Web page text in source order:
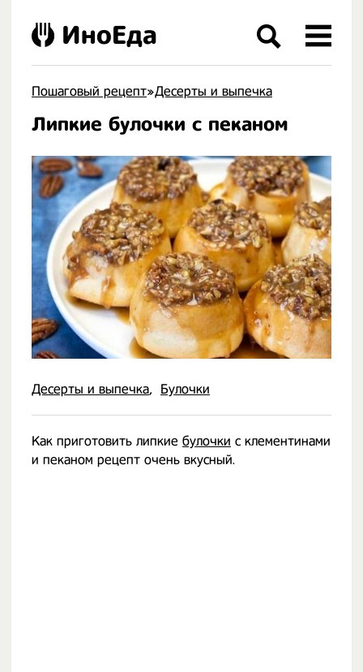
Пошаговый рецепт»Десерты и выпечка
Липкие булочки с пеканом
Десерты и выпечка Булочки
Как приготовить липкие булочки с клементинами
и пеканом рецепт очень вкусный.
ИноЕда